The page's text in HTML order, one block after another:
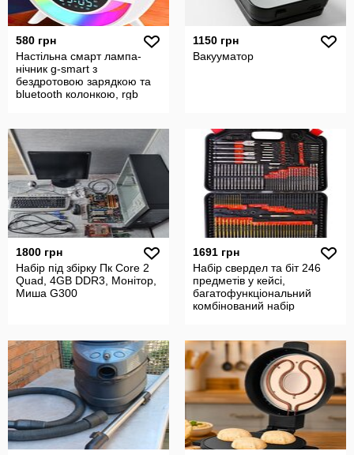
580 грн
Настільна смарт лампа-
нічник g-smart з
бездротовою зарядкою та
bluetooth колонкою, rgb
1150 грн
Вакууматор
1800 грн
Набір під збірку Пк Core 2
Quad, 4GB DDR3, Монітор,
Миша G300
1691 грн
Набір свердел та біт 246
предметів у кейсі,
багатофункціональний
комбінований набір